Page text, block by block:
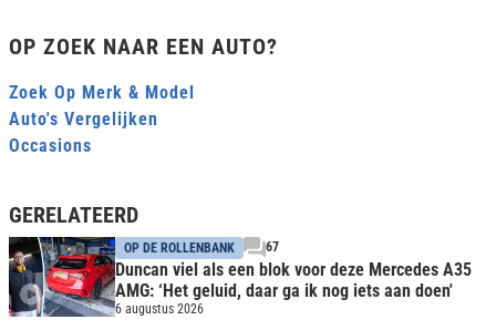
OP ZOEK NAAR EEN AUTO?
Zoek Op Merk & Model
Auto's Vergelijken
Occasions
GERELATEERD
OP DE ROLLENBANK 67
Duncan viel als een blok voor deze Mercedes A35
AMG: ‘Het geluid, daar ga ik nog iets aan doen'
6 augustus 2026